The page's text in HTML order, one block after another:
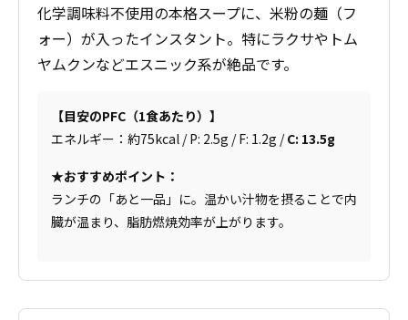
化学調味料不使用の本格スープに、米粉の麺（フ
ォー）が入ったインスタント。特にラクサやトム
ヤムクンなどエスニック系が絶品です。
【目安のPFC（1食あたり）】
エネルギー：約75kcal / P: 2.5g / F: 1.2g /C: 13.5g
★おすすめポイント：
ランチの「あと一品」に。温かい汁物を摂ることで内
臓が温まり、脂肪燃焼効率が上がります。